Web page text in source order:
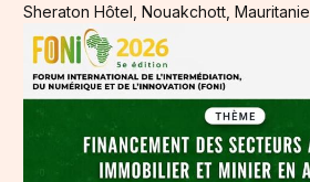
Sheraton Hôtel, Nouakchott, Mauritanie